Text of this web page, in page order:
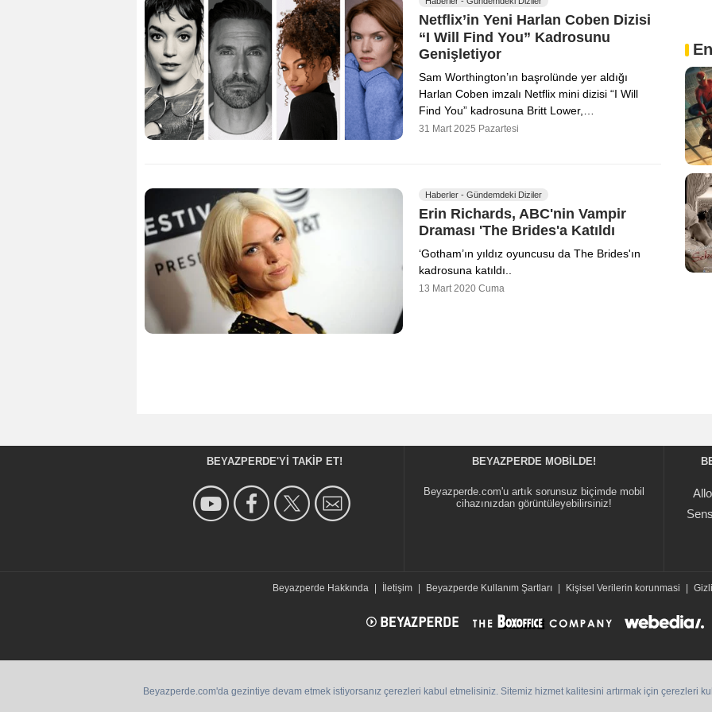
Netflix’in Yeni Harlan Coben Dizisi
“I Will Find You” Kadrosunu
Genişletiyor
Sam Worthington’ın başrolünde yer aldığı
Harlan Coben imzalı Netflix mini dizisi “I Will
Find You” kadrosuna Britt Lower,…
31 Mart 2025 Pazartesi
Haberler - Gündemdeki Diziler
Erin Richards, ABC'nin Vampir
Draması 'The Brides'a Katıldı
‘Gotham’ın yıldız oyuncusu da The Brides'ın
kadrosuna katıldı..
13 Mart 2020 Cuma
BEYAZPERDE'YI TAKIP ET! BEYAZPERDE MOBILDE!
Beyazperde.com'u artık sorunsuz biçimde mobil
cihazınızdan görüntüleyebilirsiniz!
Beyazperde Hakkında | İletişim | Beyazperde Kullanım Şartları | Kişisel Verilerin korunmasi |
Beyazperde.com'da gezintiye devam etmek istiyorsanız çerezleri kabul etmelisiniz. Sitemiz hizmet kalitesini artırmak için çerezleri